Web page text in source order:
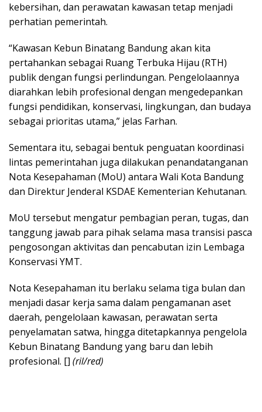
kebersihan, dan perawatan kawasan tetap menjadi
perhatian pemerintah.
“Kawasan Kebun Binatang Bandung akan kita
pertahankan sebagai Ruang Terbuka Hijau (RTH)
publik dengan fungsi perlindungan. Pengelolaannya
diarahkan lebih profesional dengan mengedepankan
fungsi pendidikan, konservasi, lingkungan, dan budaya
sebagai prioritas utama,” jelas Farhan.
Sementara itu, sebagai bentuk penguatan koordinasi
lintas pemerintahan juga dilakukan penandatanganan
Nota Kesepahaman (MoU) antara Wali Kota Bandung
dan Direktur Jenderal KSDAE Kementerian Kehutanan.
MoU tersebut mengatur pembagian peran, tugas, dan
tanggung jawab para pihak selama masa transisi pasca
pengosongan aktivitas dan pencabutan izin Lembaga
Konservasi YMT.
Nota Kesepahaman itu berlaku selama tiga bulan dan
menjadi dasar kerja sama dalam pengamanan aset
daerah, pengelolaan kawasan, perawatan serta
penyelamatan satwa, hingga ditetapkannya pengelola
Kebun Binatang Bandung yang baru dan lebih
profesional. [] (ril/red)